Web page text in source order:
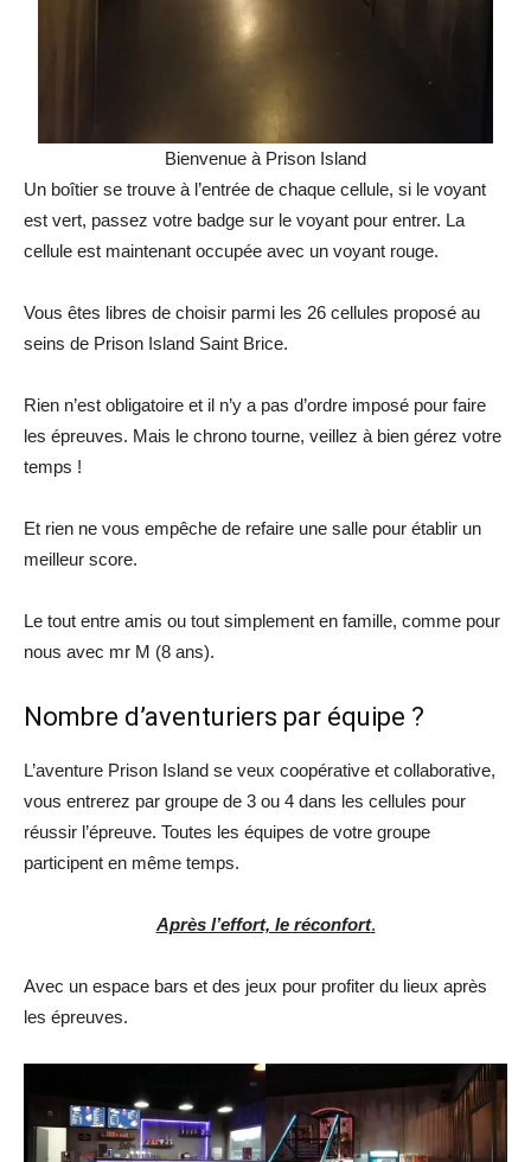
Bienvenue à Prison Island
Un boîtier se trouve à l’entrée de chaque cellule, si le voyant
est vert, passez votre badge sur le voyant pour entrer. La
cellule est maintenant occupée avec un voyant rouge.
Vous êtes libres de choisir parmi les 26 cellules proposé au
seins de Prison Island Saint Brice.
Rien n’est obligatoire et il n’y a pas d’ordre imposé pour faire
les épreuves. Mais le chrono tourne, veillez à bien gérez votre
temps !
Et rien ne vous empêche de refaire une salle pour établir un
meilleur score.
Le tout entre amis ou tout simplement en famille, comme pour
nous avec mr M (8 ans).
Nombre d’aventuriers par équipe ?
L’aventure Prison Island se veux coopérative et collaborative,
vous entrerez par groupe de 3 ou 4 dans les cellules pour
réussir l’épreuve. Toutes les équipes de votre groupe
participent en même temps.
Après l’effort, le réconfort.
Avec un espace bars et des jeux pour profiter du lieux après
les épreuves.